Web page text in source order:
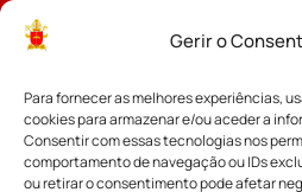
Gerir o
Para fornecer as melhores experiências,
cookies para armazenar e/ou aceder a
Consentir com essas tecnologias nos
comportamento de navegação ou IDs
ou retirar o consentimento pode afetar
Padroeira
Notícias
Notícias da Arquidiocese
Notícias Cáritas